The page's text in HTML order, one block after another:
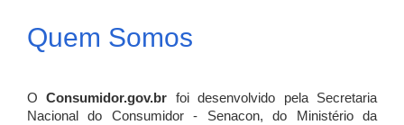
Quem Somos
OConsumidor.gov.br
foi desenvolvido pela Secretaria
Nacional do Consumidor - Senacon, do Ministério da